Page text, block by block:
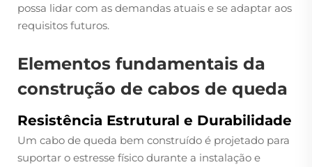
possa lidar com as demandas atuais e se adaptar aos
requisitos futuros.
Elementos fundamentais da
construção de cabos de queda
Resistência Estrutural e Durabilidade
Um cabo de queda bem construído é projetado para
suportar o estresse físico durante a instalação e